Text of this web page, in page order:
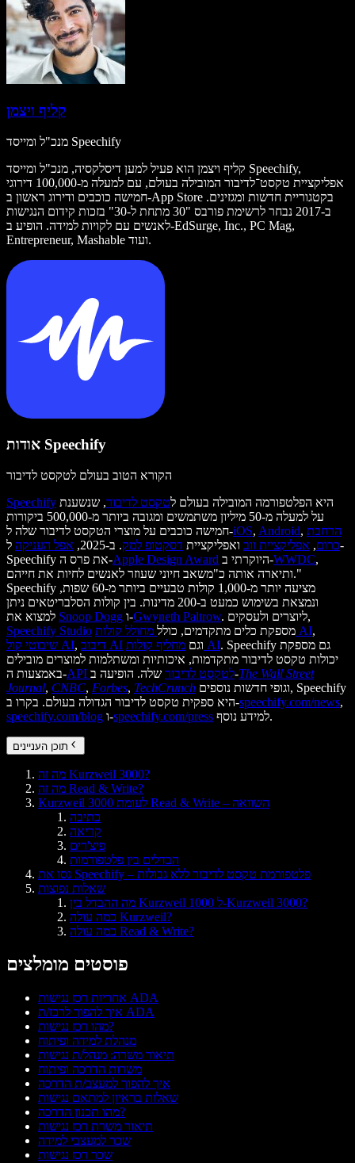
קליף ויצמן
מנכ"ל ומייסד Speechify
קליף ויצמן הוא פעיל למען דיסלקסיה, מנכ"ל ומייסד Speechify,
אפליקציית טקסט־לדיבור המובילה בעולם, עם למעלה מ-100,000 דירוגי
חמישה כוכבים ודירוג ראשון ב-App Store בקטגוריית חדשות ומגזינים.
ב-2017 נבחר לרשימת פורבס "30 מתחת ל-30" בזכות קידום הנגישות
לאנשים עם לקויות למידה. הופיע ב-EdSurge, Inc., PC Mag,
Entrepreneur, Mashable ועוד.
אודות Speechify
הקורא הטוב בעולם לטקסט לדיבור
Speechify
היא הפלטפורמה המובילה בעולם לטקסט לדיבור, שנשענת
על למעלה מ-50 מיליון משתמשים ומגובה ביותר מ-500,000 ביקורות
חמישה כוכבים על מוצרי הטקסט לדיבור שלה ל-iOS, Android, הרחבת
כרום, אפליקציית ווב ואפליקציית דסקטופ למק. ב-2025, אפל העניקה ל-
Speechify את פרס ה-Apple Design Award היוקרתי ב-WWDC,
ותיארה אותה כ"משאב חיוני שעוזר לאנשים לחיות את חייהם."
Speechify מציעה יותר מ-1,000 קולות טבעיים ביותר מ-60 שפות,
ונמצאת בשימוש כמעט ב-200 מדינות. בין קולות הסלבריטאים ניתן
Snoop Dogg ו-Gwyneth Paltrow
. ליוצרים ולעסקים,
Speechify Studio
מספקת כלים מתקדמים, כולל מחולל קולות AI,
שיבוטי קול AI, דיבוב AI וגם מחליף קולות AI. Speechify גם מספקת
יכולות טקסט לדיבור מתקדמות, איכותיות ומשתלמות למוצרים מובילים
באמצעות ה-
API לטקסט לדיבורשלה. הופיעה ב-The Wall Street
Journal, CNBC, Forbes, TechCrunch
היא ספקית טקסט לדיבור הגדולה בעולם. בקרו ב-speechify.com/news,
speechify.com/blog ו-speechify.com/press למידע נוסף.
תוכן העניינים
מה זה Kurzweil 3000?
מה זה Read & Write?
Kurzweil 3000 לעומת Read & Write – השוואה
כתיבה
קריאה
פיצ'רים
הבדלים בין פלטפורמות
נסו את Speechify – פלטפורמת טקסט לדיבור ללא גבולות
שאלות נפוצות
מה ההבדל בין Kurzweil 1000 ל-Kurzweil 3000?
כמה עולה Kurzweil?
כמה עולה Read & Write?
פוסטים מומלצים
אחריות רכז נגישות ADA
איך להפוך לרכז/ת ADA
מהו רכז נגישות?
מנהלת למידה ופיתוח
תיאור משרה: מנהל/ת נגישות
משרות הדרכה ופיתוח
איך להפוך למעצב/ת הדרכה
שאלות בראיון למתאם נגישות
מהו תכנון הדרכה?
תיאור משרת רכז נגישות
שכר למעצבי למידה
שכר רכז נגישות